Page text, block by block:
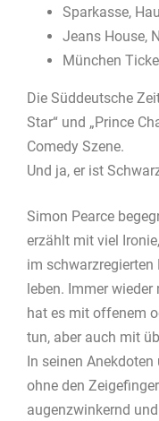
Sparkasse,
Jeans House,
München
Die Süddeutsche
Star“ und „Prince
Comedy Szene.
Und ja, er ist
Simon Pearce
erzählt mit viel
im
leben. Immer wieder
hat es mit offenem
tun, aber auch mit
In seinen
ohne den
augenzwinkernd